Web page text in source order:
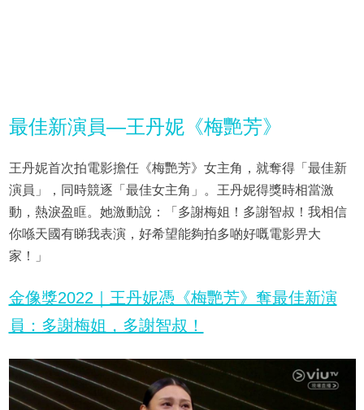
最佳新演員—王丹妮《梅艷芳》
王丹妮首次拍電影擔任《梅艷芳》女主角，就奪得「最佳新
演員」，同時競逐「最佳女主角」。王丹妮得獎時相當激
動，熱淚盈眶。她激動說：「多謝梅姐！多謝智叔！我相信
你喺天國有睇我表演，好希望能夠拍多啲好嘅電影畀大
家！」
金像獎2022｜王丹妮憑《梅艷芳》奪最佳新演
員：多謝梅姐，多謝智叔！